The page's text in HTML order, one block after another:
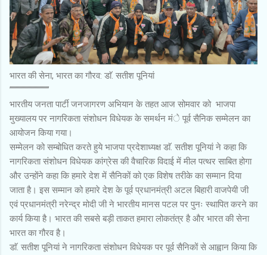
भारत की सेना, भारत का गौरव: डाॅ. सतीश पूनियां
’’’’’’’’’’’’’’’’’’’’’’’’’’’’’’’’’
भारतीय जनता पार्टी जनजागरण अभियान के तहत आज सोमवार को भाजपा
मुख्यालय पर नागरिकता संशोधन विधेयक के समर्थन मंे पूर्व सैनिक सम्मेलन का
आयोजन किया गया।
सम्मेलन को सम्बोधित करते हुये भाजपा प्रदेशाध्यक्ष डाॅ. सतीश पूनियां ने कहा कि
नागरिकता संशोधन विधेयक कांग्रेस की वैचारिक विदाई में मील पत्थर साबित होगा
और उन्होंने कहा कि हमारे देश में सैनिकों को एक विशेष तरीके का सम्मान दिया
जाता है। इस सम्मान को हमारे देश के पूर्व प्रधानमंत्री अटल बिहारी वाजपेयी जी
एवं प्रधानमंत्री नरेन्द्र मोदी जी ने भारतीय मानस पटल पर पुनः स्थापित करने का
कार्य किया है। भारत की सबसे बड़ी ताकत हमारा लोकतंत्र है और भारत की सेना
भारत का गौरव है।
डाॅ. सतीश पूनियां ने नागरिकता संशोधन विधेयक पर पूर्व सैनिकों से आह्वान किया कि